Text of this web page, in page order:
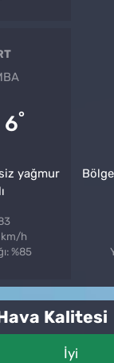
6°
yağmur
km/h
%85
Kalitesi
İyi